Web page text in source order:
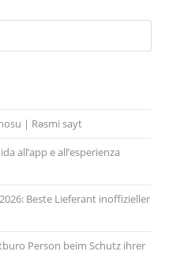
| Rəsmi sayt
all’app e all’esperienza
Beste Lieferant inoffizieller
Person beim Schutz ihrer